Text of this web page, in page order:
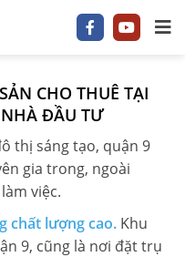
CHO THUÊ TẠI
ĐẦU TƯ
thị sáng tạo, quận 9
gia trong, ngoài
việc.
chất lượng cao. Khu
9, cũng là nơi đặt trụ